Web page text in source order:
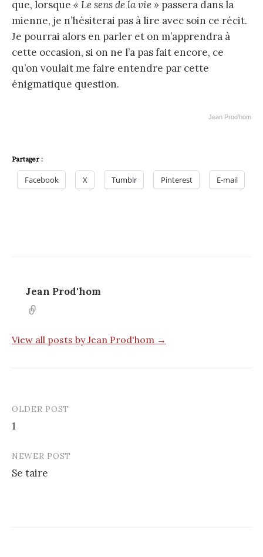
que, lorsque « Le sens de la vie » passera dans la
mienne, je n’hésiterai pas à lire avec soin ce récit.
Je pourrai alors en parler et on m’apprendra à
cette occasion, si on ne l’a pas fait encore, ce
qu’on voulait me faire entendre par cette
énigmatique question.
Jean Prod’hom
Partager :
Facebook X Tumblr Pinterest E-mail
Jean Prod'hom
View all posts by Jean Prod'hom →
Post
navigation
OLDER POST
1
NEWER POST
Se taire